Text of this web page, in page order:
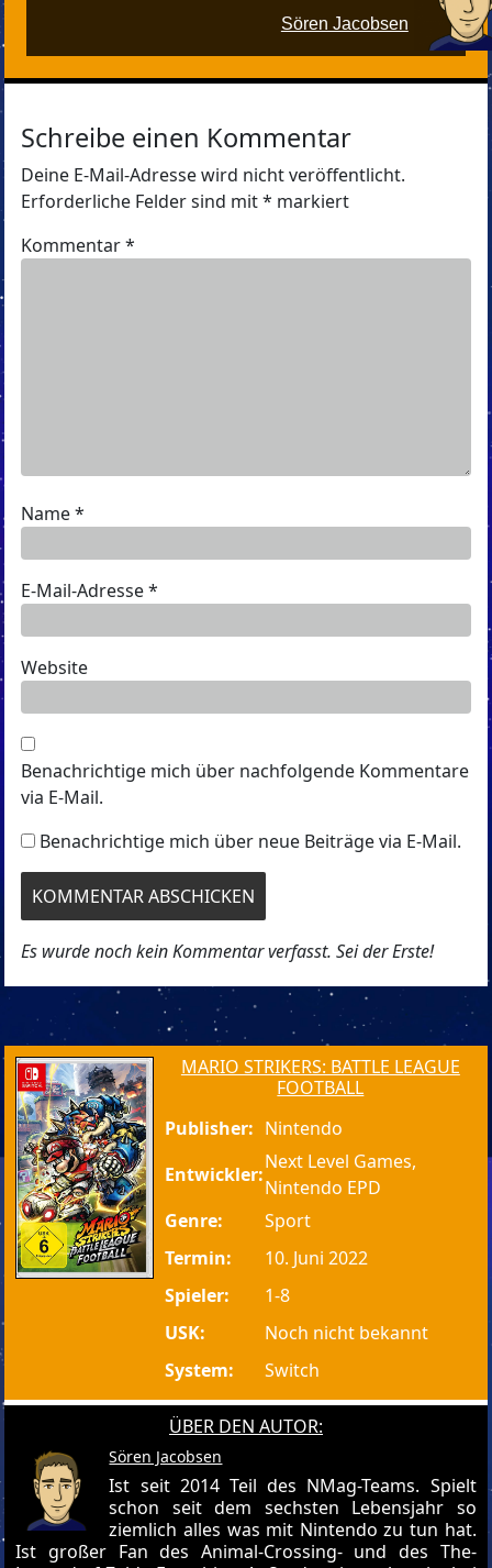
Sören Jacobsen
Schreibe einen Kommentar
Deine E-Mail-Adresse wird nicht veröffentlicht.
Erforderliche Felder sind mit* markiert
Kommentar*
Name*
E-Mail-Adresse*
Website
Benachrichtige mich über nachfolgende Kommentare
via E-Mail.
Benachrichtige mich über neue Beiträge via E-Mail.
Es wurde noch kein Kommentar verfasst. Sei der Erste!
MARIO STRIKERS: BATTLE LEAGUE
FOOTBALL
Publisher: Nintendo
Entwickler:
Next Level Games,
Nintendo EPD
Genre:
Sport
Termin:
10. Juni 2022
Spieler:
1-8
USK:
Noch nicht bekannt
System:
Switch
ÜBER DEN AUTOR:
Sören Jacobsen
Ist seit 2014 Teil des NMag-Teams. Spielt
schon seit dem sechsten Lebensjahr so
ziemlich alles was mit Nintendo zu tun hat.
Ist großer Fan des Animal-Crossing- und des The-